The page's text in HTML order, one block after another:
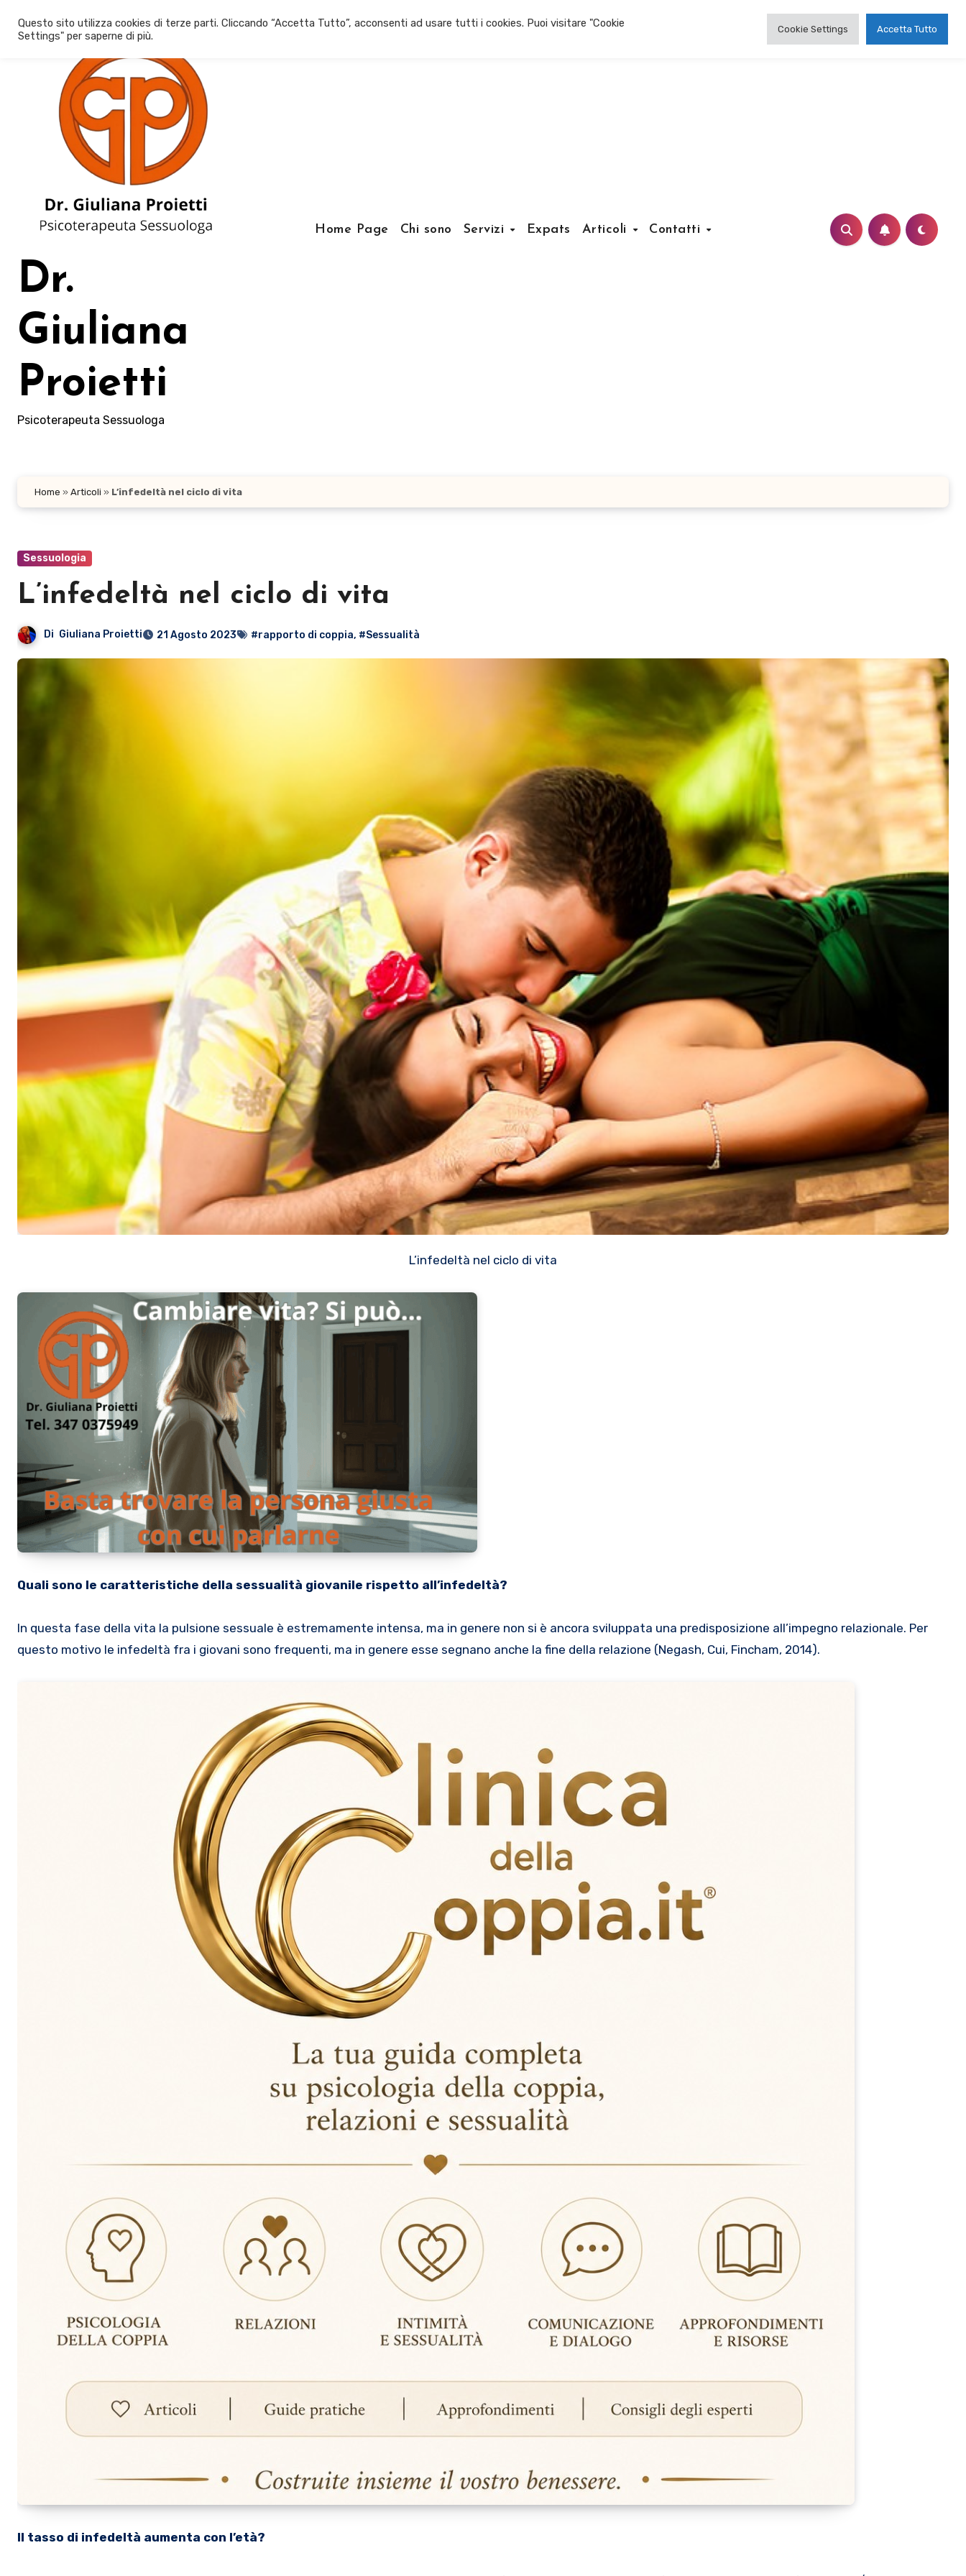
Dr.
Giuliana
Proietti
Psicoterapeuta Sessuologa
Home Page Chi sono Servizi Expats Articoli Contatti
Home » Articoli » L’infedeltà nel ciclo di vita
Sessuologia
L’infedeltà nel ciclo di vita
Di Giuliana Proietti 21 Agosto 2023 #rapporto di coppia, #Sessualità
L’infedeltà nel ciclo di vita
Quali sono le caratteristiche della sessualità giovanile rispetto all’infedeltà?
In questa fase della vita la pulsione sessuale è estremamente intensa, ma in genere non si è ancora sviluppata una predisposizione all’impegno relazionale. Per
questo motivo le infedeltà fra i giovani sono frequenti, ma in genere esse segnano anche la fine della relazione (Negash, Cui, Fincham, 2014).
Il tasso di infedeltà aumenta con l’età?
Questo sito utilizza cookies di terze parti. Cliccando “Accetta Tutto”, acconsenti ad usare tutti i cookies. Puoi visitare "Cookie
Settings" per saperne di più.
Cookie Settings Accetta Tutto